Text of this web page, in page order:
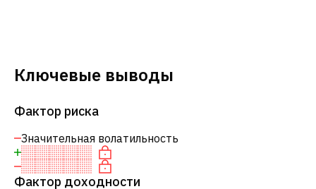
Ключевые выводы
Фактор риска
Значительная волатильность
Фактор доходности